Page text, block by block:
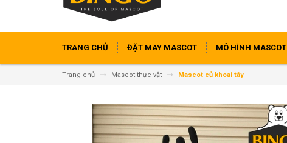
TRANG CHỦ ĐẶT MAY MASCOT MÔ HÌNH MASCOT
Trang chủ Mascot thực vật Mascot củ khoai tây